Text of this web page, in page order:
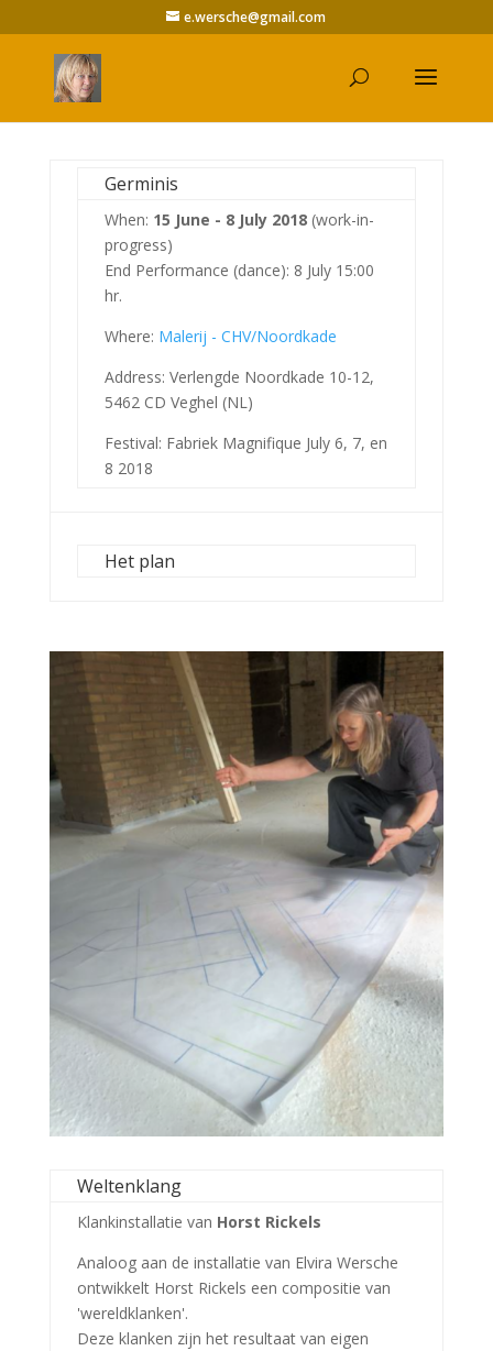
e.wersche@gmail.com
Germinis
When: 15 June - 8 July 2018 (work-in-
progress)
End Performance (dance): 8 July 15:00
hr.
Where: Malerij - CHV/Noordkade
Address: Verlengde Noordkade 10-12,
5462 CD Veghel (NL)
Festival: Fabriek Magnifique July 6, 7, en
8 2018
Het plan
Weltenklang
Klankinstallatie van Horst Rickels
Analoog aan de installatie van Elvira Wersche
ontwikkelt Horst Rickels een compositie van
'wereldklanken'.
Deze klanken zijn het resultaat van eigen